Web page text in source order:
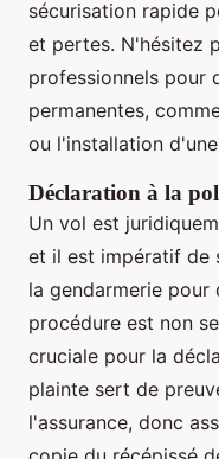
sécurisation rapide
et pertes. N'hésitez
professionnels pour
permanentes,
ou l'installation
Déclaration à la
Un vol est
et il est impératif de
la gendarmerie
procédure est non
cruciale pour la
plainte sert de
l'assurance, donc